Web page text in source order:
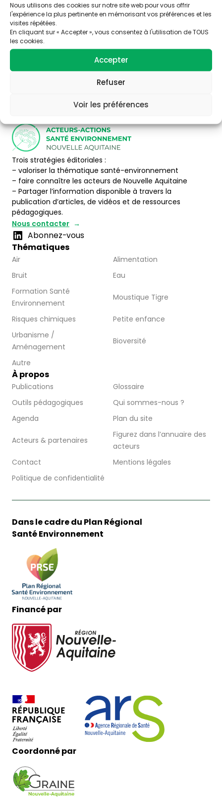
Nous utilisons des cookies sur notre site web pour vous offrir
l'expérience la plus pertinente en mémorisant vos préférences et les
visites répétées.
En cliquant sur « Accepter », vous consentez à l'utilisation de TOUS
les cookies.
Accepter
Refuser
Voir les préférences
Trois stratégies éditoriales :
– valoriser la thématique santé-environnement
– faire connaître les acteurs de Nouvelle Aquitaine
– Partager l’information disponible à travers la
publication d’articles, de vidéos et de ressources
pédagogiques.
Nous contacter
Abonnez-vous
Thématiques
Air
Alimentation
Bruit
Eau
Formation Santé
Environnement
Moustique Tigre
Risques chimiques
Petite enfance
Urbanisme /
Aménagement
Bioversité
Autre
À propos
Publications
Glossaire
Outils pédagogiques
Qui sommes-nous ?
Agenda
Plan du site
Acteurs & partenaires
Figurez dans l’annuaire des
acteurs
Contact
Mentions légales
Politique de confidentialité
Dans le cadre du Plan Régional
Santé Environnement
Financé par
Coordonné par